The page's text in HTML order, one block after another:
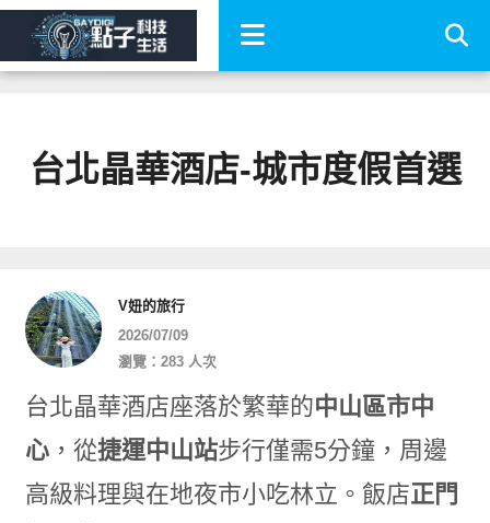
台北晶華酒店-城市度假首選
V妞的旅行
2026/07/09
瀏覽：283 人次
台北晶華酒店座落於繁華的中山區市中
心，從捷運中山站步行僅需5分鐘，周邊
高級料理與在地夜市小吃林立。飯店正門